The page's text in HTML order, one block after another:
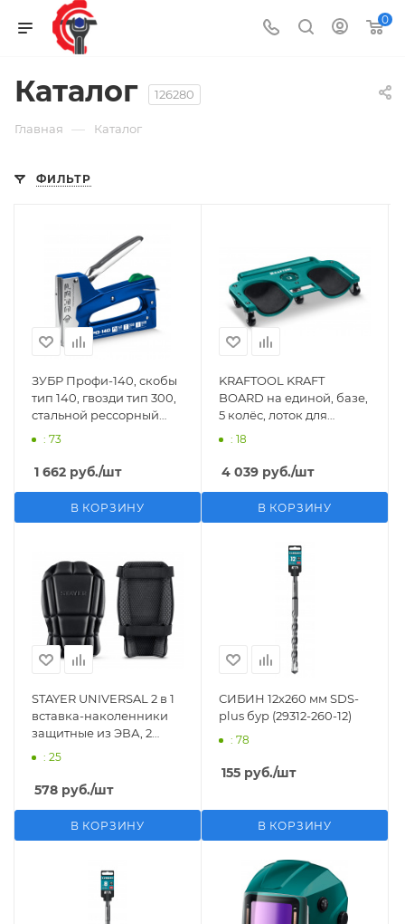
0
Каталог 126280
Главная — Каталог
ФИЛЬТР
ЗУБР Профи-140, скобы
тип 140, гвозди тип 300,
стальной рессорный
степлер (4-31573)
: 73
1 662 руб./шт
В КОРЗИНУ
KRAFTOOL KRAFT
BOARD на единой, базе,
5 колёс, лоток для
инструментов, нагрузка
наколенники на
колёсах (11513)
: 18
4 039 руб./шт
В КОРЗИНУ
STAYER UNIVERSAL 2 в 1
вставка-наколенники
защитные из ЭВА, 2
крепежных ремня (11197)
: 25
578 руб./шт
В КОРЗИНУ
СИБИН 12х260 мм SDS-
plus бур (29312-260-12)
: 78
155 руб./шт
В КОРЗИНУ